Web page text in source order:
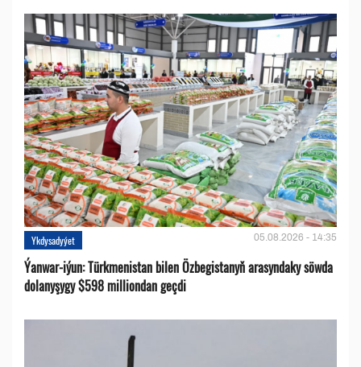
Ykdysadyýet 05.08.2026 - 14:35
Ýanwar-iýun: Türkmenistan bilen Özbegistanyň arasyndaky söwda
dolanyşygy $598 milliondan geçdi